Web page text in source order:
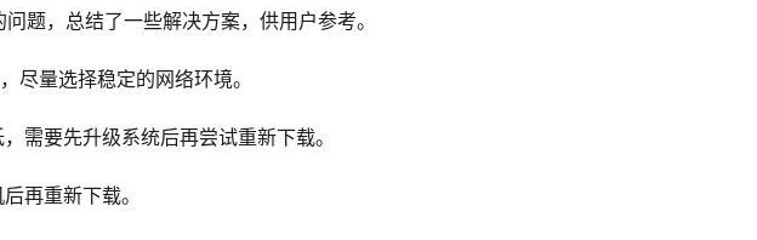
题，总结了一些解决方案，供用户参考。
尽量选择稳定的网络环境。
需要先升级系统后再尝试重新下载。
再重新下载。